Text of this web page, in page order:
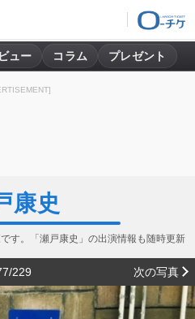
ュー コラム プレゼント
康史
す。「瀬戸康史」の出演情報も随時更新
229 次の写真